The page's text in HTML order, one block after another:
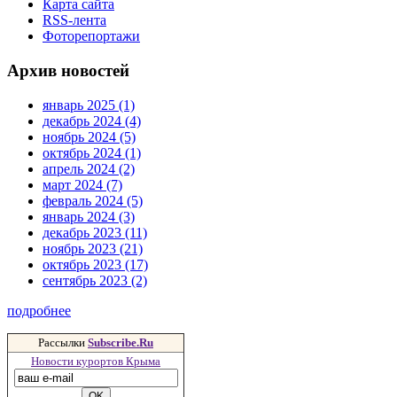
Карта сайта
RSS-лента
Фоторепортажи
Архив новостей
январь 2025 (1)
декабрь 2024 (4)
ноябрь 2024 (5)
октябрь 2024 (1)
апрель 2024 (2)
март 2024 (7)
февраль 2024 (5)
январь 2024 (3)
декабрь 2023 (11)
ноябрь 2023 (21)
октябрь 2023 (17)
сентябрь 2023 (2)
подробнее
Рассылки Subscribe.Ru
Новости курортов Крыма